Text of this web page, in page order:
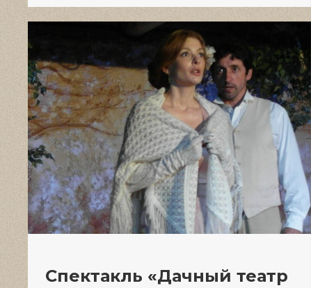
Спектакль «Дачный театр